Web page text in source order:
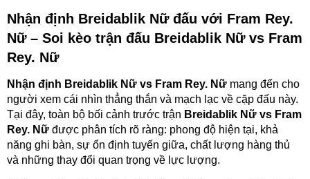
Nhận định Breidablik Nữ đấu với Fram Rey.
Nữ – Soi kèo trận đấu Breidablik Nữ vs Fram
Rey. Nữ
Nhận định Breidablik Nữ vs Fram Rey. Nữ mang đến cho
người xem cái nhìn thẳng thắn và mạch lạc về cặp đấu này.
Tại đây, toàn bộ bối cảnh trước trận Breidablik Nữ vs Fram
Rey. Nữ được phân tích rõ ràng: phong độ hiện tại, khả
năng ghi bàn, sự ổn định tuyến giữa, chất lượng hàng thủ
và những thay đổi quan trọng về lực lượng.